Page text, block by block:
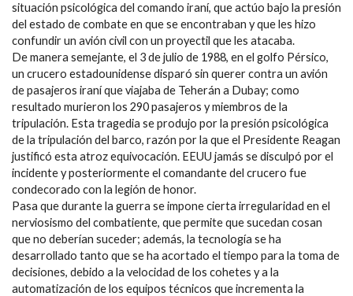
situación psicológica del comando iraní, que actúo bajo la presión
del estado de combate en que se encontraban y que les hizo
confundir un avión civil con un proyectil que les atacaba.
De manera semejante, el 3 de julio de 1988, en el golfo Pérsico,
un crucero estadounidense disparó sin querer contra un avión
de pasajeros iraní que viajaba de Teherán a Dubay; como
resultado murieron los 290 pasajeros y miembros de la
tripulación. Esta tragedia se produjo por la presión psicológica
de la tripulación del barco, razón por la que el Presidente Reagan
justificó esta atroz equivocación. EEUU jamás se disculpó por el
incidente y posteriormente el comandante del crucero fue
condecorado con la legión de honor.
Pasa que durante la guerra se impone cierta irregularidad en el
nerviosismo del combatiente, que permite que sucedan cosan
que no deberían suceder; además, la tecnología se ha
desarrollado tanto que se ha acortado el tiempo para la toma de
decisiones, debido a la velocidad de los cohetes y a la
automatización de los equipos técnicos que incrementa la